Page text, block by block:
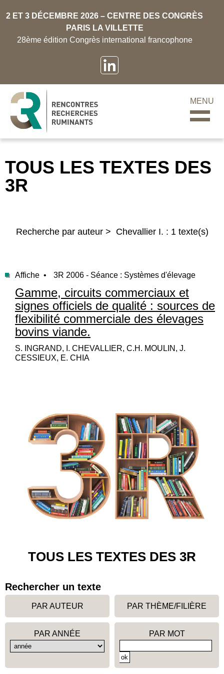
2 ET 3 DÉCEMBRE 2026 – CENTRE DES CONGRÈS
PARIS LA VILLETTE
28ème édition Congrès international francophone
MENU
TOUS LES TEXTES DES
3R
Recherche par auteur > Chevallier I. : 1 texte(s)
Affiche • 3R 2006 - Séance : Systèmes d'élevage
Gamme, circuits commerciaux et
signes officiels de qualité : sources de
flexibilité commerciale des élevages
bovins viande.
S. INGRAND, I. CHEVALLIER, C.H. MOULIN, J.
CESSIEUX, E. CHIA
TOUS LES TEXTES DES 3R
Rechercher un texte
PAR AUTEUR PAR THÈME/FILIÈRE
PAR ANNÉE PAR MOT